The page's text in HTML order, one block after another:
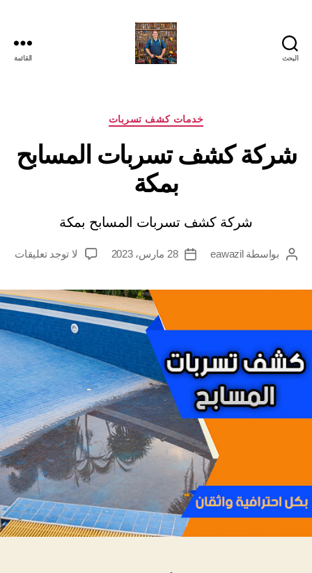
البحث القائمة
التصنيفات
خدمات كشف تسربات
شركة كشف تسربات المسابح
بمكة
شركة كشف تسربات المسابح بمكة
كاتببواسطةeawazil
تاريخ
28 مارس، 2023 لا توجد تعليقات